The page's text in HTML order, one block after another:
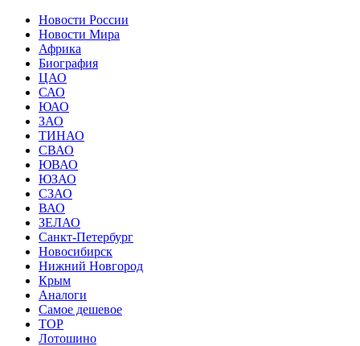
Новости России
Новости Мира
Африка
Биография
ЦАО
САО
ЮАО
ЗАО
ТИНАО
СВАО
ЮВАО
ЮЗАО
СЗАО
ВАО
ЗЕЛАО
Санкт-Петербург
Новосибирск
Нижний Новгород
Крым
Аналоги
Самое дешевое
TOP
Лотошино